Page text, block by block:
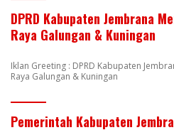
DPRD Kabupaten Jembrana
Raya Galungan & Kuningan
Iklan Greeting : DPRD Kabupaten
Raya Galungan & Kuningan
Pemerintah Kabupaten